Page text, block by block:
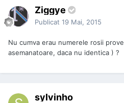
Ziggye
Publicat 19 Mai, 2015
Nu cumva erau numerele rosii
asemanatoare, daca nu identica ) ?
sylvinho